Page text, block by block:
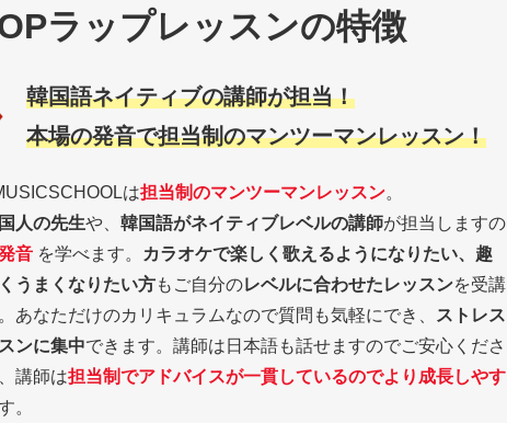
ラップレッスンの特徴
韓国語ネイティブの講師が担当！
本場の発音で担当制のマンツーマンレッスン！
は担当制のマンツーマンレッスン。
人の先生や、 韓国語がネイティブレベルの講師が担当しますの
音 を学べます。
カラオケで楽しく歌えるようになりたい、趣
うまくなりたい方もご自分のレベルに合わせたレッスンを受講
あなただけのカリキュラムなので質問も気軽にでき、
ストレス
ンに集中できます。講師は日本語も話せますのでご安心くださ
講師は担当制でアドバイスが一貫しているのでより成長しやす
。